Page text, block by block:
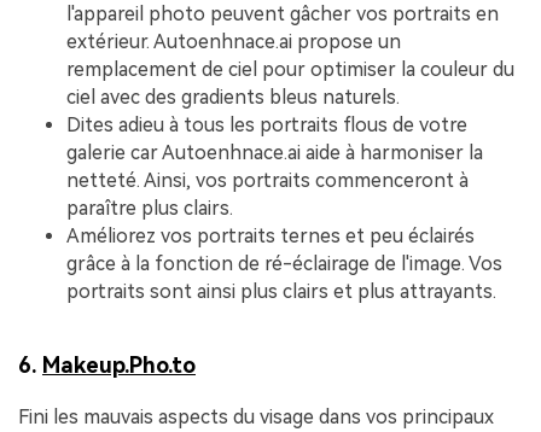
l'appareil photo peuvent gâcher vos portraits en
extérieur. Autoenhnace.ai propose un
remplacement de ciel pour optimiser la couleur du
ciel avec des gradients bleus naturels.
Dites adieu à tous les portraits flous de votre
galerie car Autoenhnace.ai aide à harmoniser la
netteté. Ainsi, vos portraits commenceront à
paraître plus clairs.
Améliorez vos portraits ternes et peu éclairés
grâce à la fonction de ré-éclairage de l'image. Vos
portraits sont ainsi plus clairs et plus attrayants.
6. Makeup.Pho.to
Fini les mauvais aspects du visage dans vos principaux